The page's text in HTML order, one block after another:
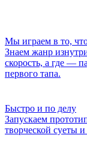
Мы играем в то,
Знаем жанр
скорость, а где —
первого тапа.
Быстро и по делу
Запускаем
творческой суеты